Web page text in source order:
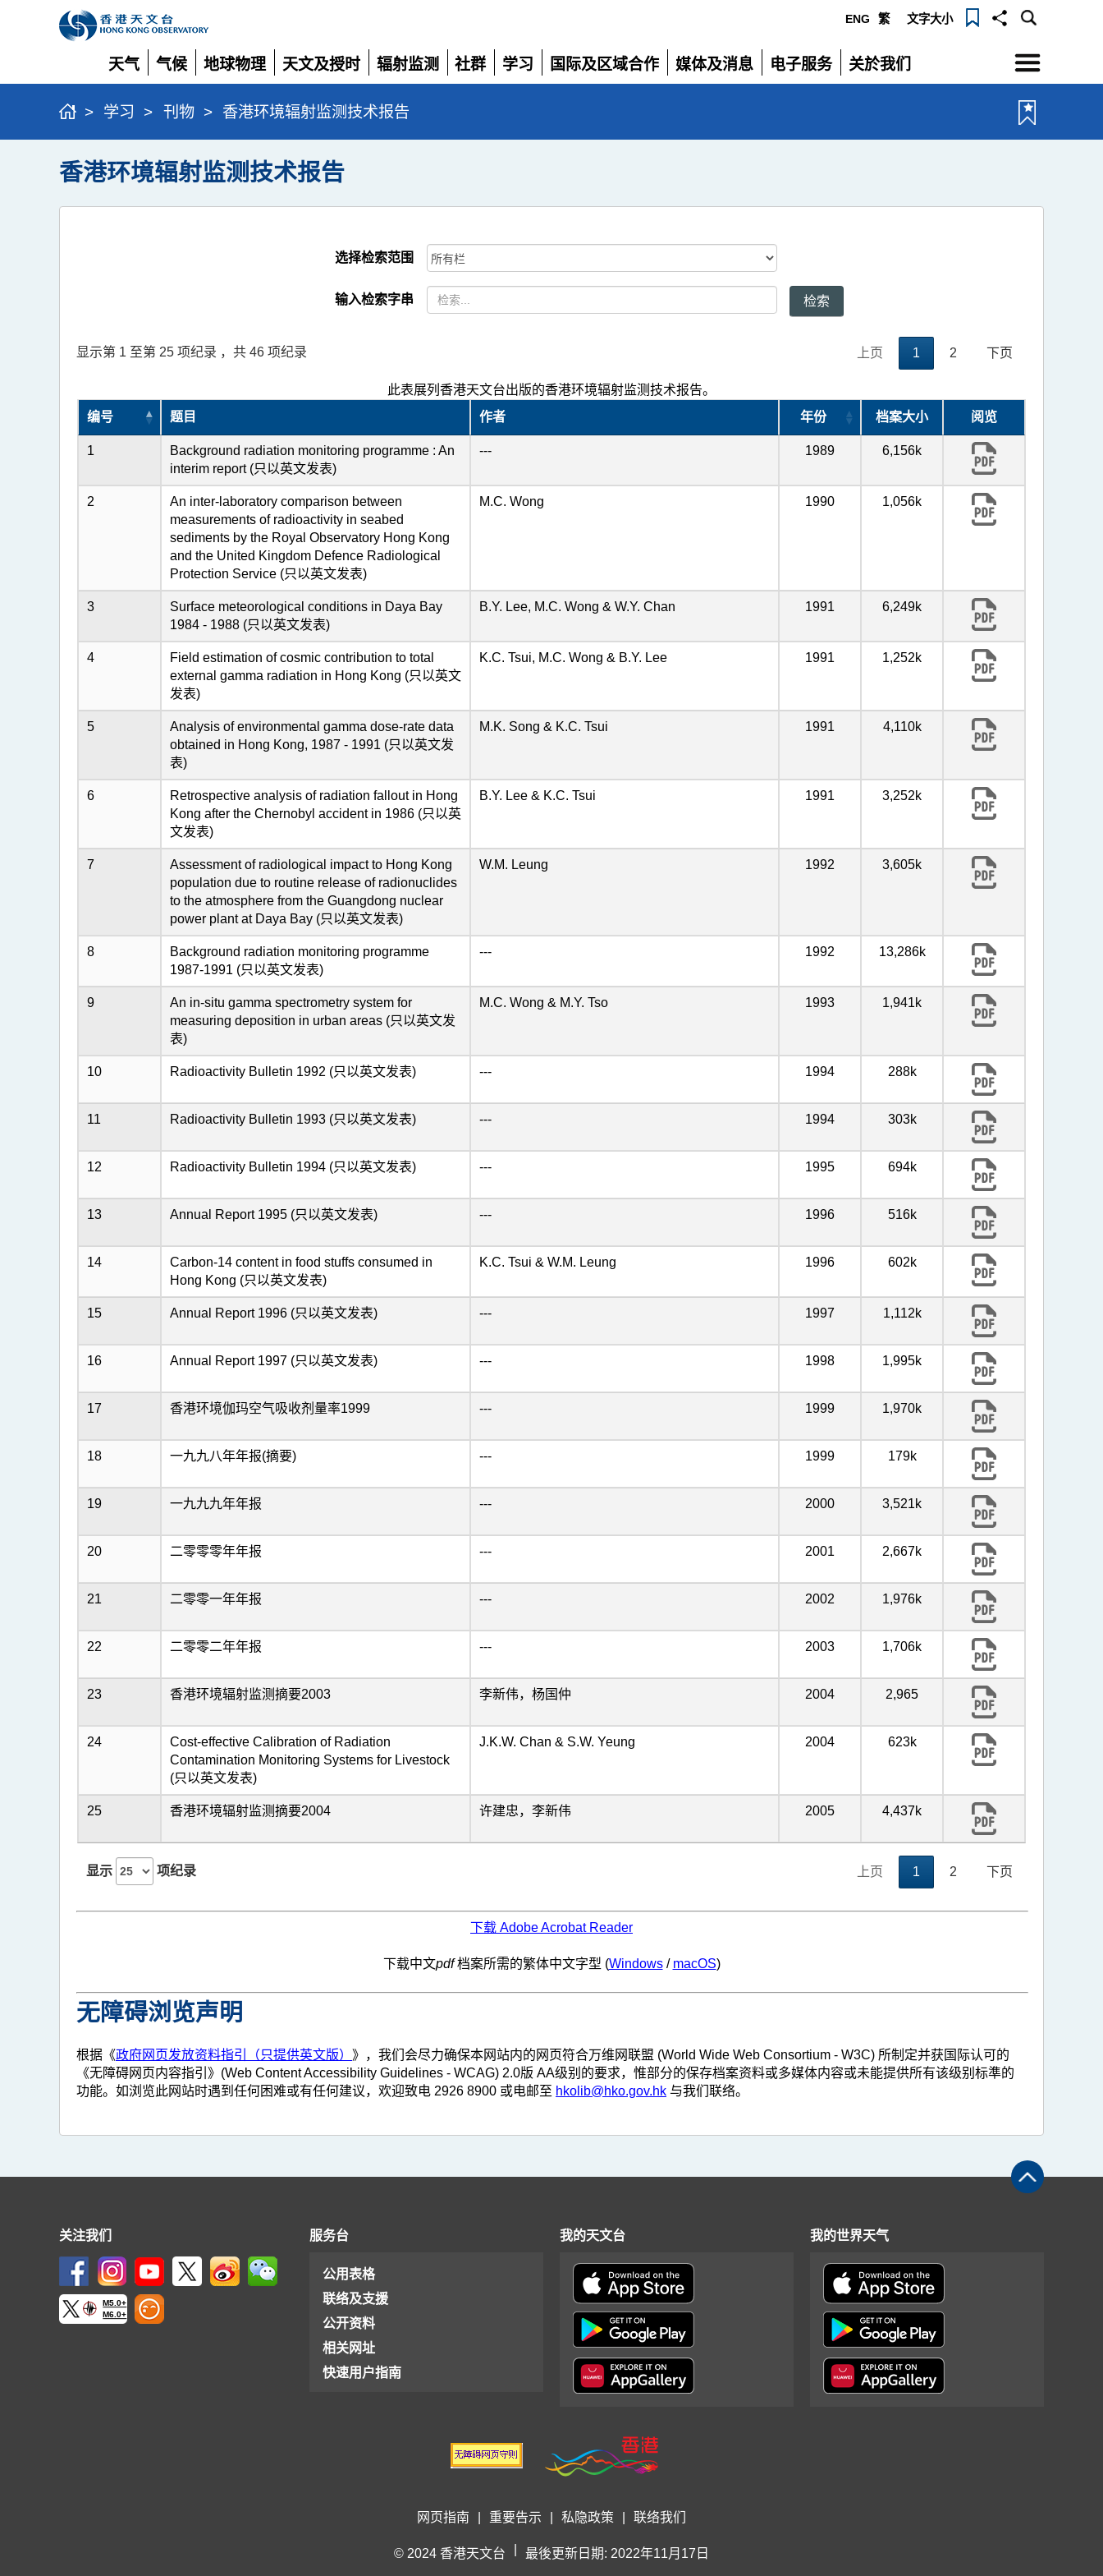
ENG 繁 文字大小
天气
展
开
气候
展
开
地球物理
展
开
天文及授时
展
开
辐射监测
展
开
社群
展
学习
展
国际及区域合作
展
媒体及消息
展
电子服务
展
关於我们
展
选
单
> 学习 > 刊物 > 香港环境辐射监测技术报告
香港环境辐射监测技术报告
选择检索范围
输入检索字串 检索
显示第 1 至第 25 项纪录 ，共 46 项纪录 上页 1 2 下页
此表展列香港天文台出版的香港环境辐射监测技术报告。
编号
题目 作者 年份 档案大小 阅览
1
Background radiation monitoring programme : An
interim report (只以英文发表)
--- 1989 6,156k
2
An inter-laboratory comparison between
measurements of radioactivity in seabed
sediments by the Royal Observatory Hong Kong
and the United Kingdom Defence Radiological
Protection Service (只以英文发表)
M.C. Wong 1990 1,056k
3
Surface meteorological conditions in Daya Bay
1984 - 1988 (只以英文发表)
B.Y. Lee, M.C. Wong & W.Y. Chan 1991 6,249k
4
Field estimation of cosmic contribution to total
external gamma radiation in Hong Kong (只以英文
发表)
K.C. Tsui, M.C. Wong & B.Y. Lee 1991 1,252k
5
Analysis of environmental gamma dose-rate data
obtained in Hong Kong, 1987 - 1991 (只以英文发
表)
M.K. Song & K.C. Tsui 1991 4,110k
6
Retrospective analysis of radiation fallout in Hong
Kong after the Chernobyl accident in 1986 (只以英
文发表)
B.Y. Lee & K.C. Tsui 1991 3,252k
7
Assessment of radiological impact to Hong Kong
population due to routine release of radionuclides
to the atmosphere from the Guangdong nuclear
power plant at Daya Bay (只以英文发表)
W.M. Leung 1992 3,605k
8
Background radiation monitoring programme
1987-1991 (只以英文发表)
--- 1992 13,286k
9
An in-situ gamma spectrometry system for
measuring deposition in urban areas (只以英文发
表)
M.C. Wong & M.Y. Tso 1993 1,941k
10 Radioactivity Bulletin 1992 (只以英文发表) --- 1994 288k
11 Radioactivity Bulletin 1993 (只以英文发表) --- 1994 303k
12 Radioactivity Bulletin 1994 (只以英文发表) --- 1995 694k
13 Annual Report 1995 (只以英文发表) --- 1996 516k
14
Carbon-14 content in food stuffs consumed in
Hong Kong (只以英文发表)
K.C. Tsui & W.M. Leung 1996 602k
15 Annual Report 1996 (只以英文发表) --- 1997 1,112k
16 Annual Report 1997 (只以英文发表) --- 1998 1,995k
17 香港环境伽玛空气吸收剂量率1999 --- 1999 1,970k
18 一九九八年年报(摘要) --- 1999 179k
19 一九九九年年报 --- 2000 3,521k
20 二零零零年年报 --- 2001 2,667k
21 二零零一年年报 --- 2002 1,976k
22 二零零二年年报 --- 2003 1,706k
23 香港环境辐射监测摘要2003 李新伟，杨国仲 2004 2,965
24
Cost-effective Calibration of Radiation
Contamination Monitoring Systems for Livestock
(只以英文发表)
J.K.W. Chan & S.W. Yeung 2004 623k
25 香港环境辐射监测摘要2004 许建忠，李新伟 2005 4,437k
显示 项纪录 上页 1 2 下页
下载 Adobe Acrobat Reader
下载中文pdf档案所需的繁体中文字型 (Windows/ macOS)
无障碍浏览声明
根据《政府网页发放资料指引（只提供英文版） 》，我们会尽力确保本网站内的网页符合万维网联盟 (World Wide Web Consortium - W3C) 所制定并获国际认可的
《无障碍网页内容指引》(Web Content Accessibility Guidelines - WCAG) 2.0版 AA级别的要求，惟部分的保存档案资料或多媒体内容或未能提供所有该级别标準的
功能。如浏览此网站时遇到任何困难或有任何建议，欢迎致电 2926 8900 或电邮至 hkolib@hko.gov.hk 与我们联络。
关注我们
M5.0+
M6.0+
服务台
公用表格
联络及支援
公开资料
相关网址
快速用户指南
我的天文台 我的世界天气
网页指南 重要告示 私隐政策 联络我们
© 2024 香港天文台 最後更新日期: 2022年11月17日